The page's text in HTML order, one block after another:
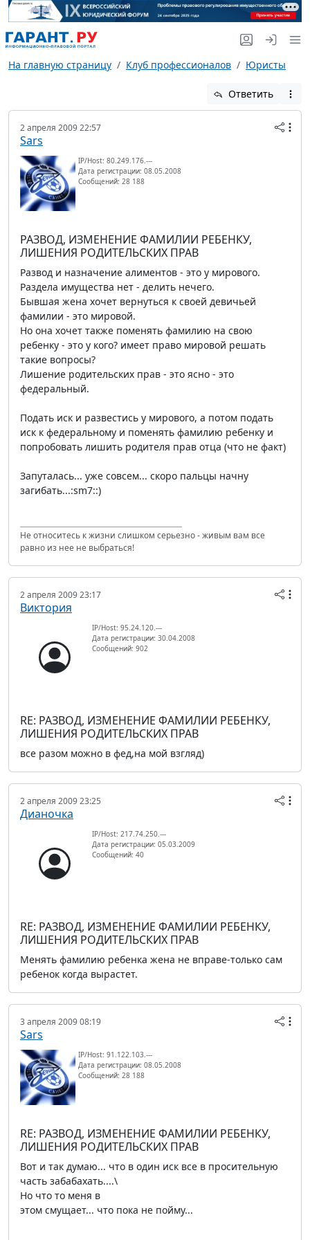
На главную страницу Клуб профессионалов Юристы
Ответить
2 апреля 2009 22:57
Sars
IP/Host: 80.249.176.---
Дата регистрации: 08.05.2008
Сообщений: 28 188
РАЗВОД, ИЗМЕНЕНИЕ ФАМИЛИИ РЕБЕНКУ,
ЛИШЕНИЯ РОДИТЕЛЬСКИХ ПРАВ
Развод и назначение алиментов - это у мирового.
Раздела имущества нет - делить нечего.
Бывшая жена хочет вернуться к своей девичьей
фамилии - это мировой.
Но она хочет также поменять фамилию на свою
ребенку - это у кого? имеет право мировой решать
такие вопросы?
Лишение родительских прав - это ясно - это
федеральный.
Подать иск и развестись у мирового, а потом подать
иск к федеральному и поменять фамилию ребенку и
попробовать лишить родителя прав отца (что не факт)
Запуталась... уже совсем... скоро пальцы начну
загибать...:sm7::)
Не относитесь к жизни слишком серьезно - живым вам все
равно из нее не выбраться!
2 апреля 2009 23:17
Виктория
IP/Host: 95.24.120.---
Дата регистрации: 30.04.2008
Сообщений: 902
RE: РАЗВОД, ИЗМЕНЕНИЕ ФАМИЛИИ РЕБЕНКУ,
ЛИШЕНИЯ РОДИТЕЛЬСКИХ ПРАВ
все разом можно в фед,на мой взгляд)
2 апреля 2009 23:25
Дианочка
IP/Host: 217.74.250.---
Дата регистрации: 05.03.2009
Сообщений: 40
RE: РАЗВОД, ИЗМЕНЕНИЕ ФАМИЛИИ РЕБЕНКУ,
ЛИШЕНИЯ РОДИТЕЛЬСКИХ ПРАВ
Менять фамилию ребенка жена не вправе-только сам
ребенок когда вырастет.
3 апреля 2009 08:19
Sars
IP/Host: 91.122.103.---
Дата регистрации: 08.05.2008
Сообщений: 28 188
RE: РАЗВОД, ИЗМЕНЕНИЕ ФАМИЛИИ РЕБЕНКУ,
ЛИШЕНИЯ РОДИТЕЛЬСКИХ ПРАВ
Вот и так думаю... что в один иск все в просительную
часть забабахать....\
Но что то меня в
этом смущает... что пока не пойму...